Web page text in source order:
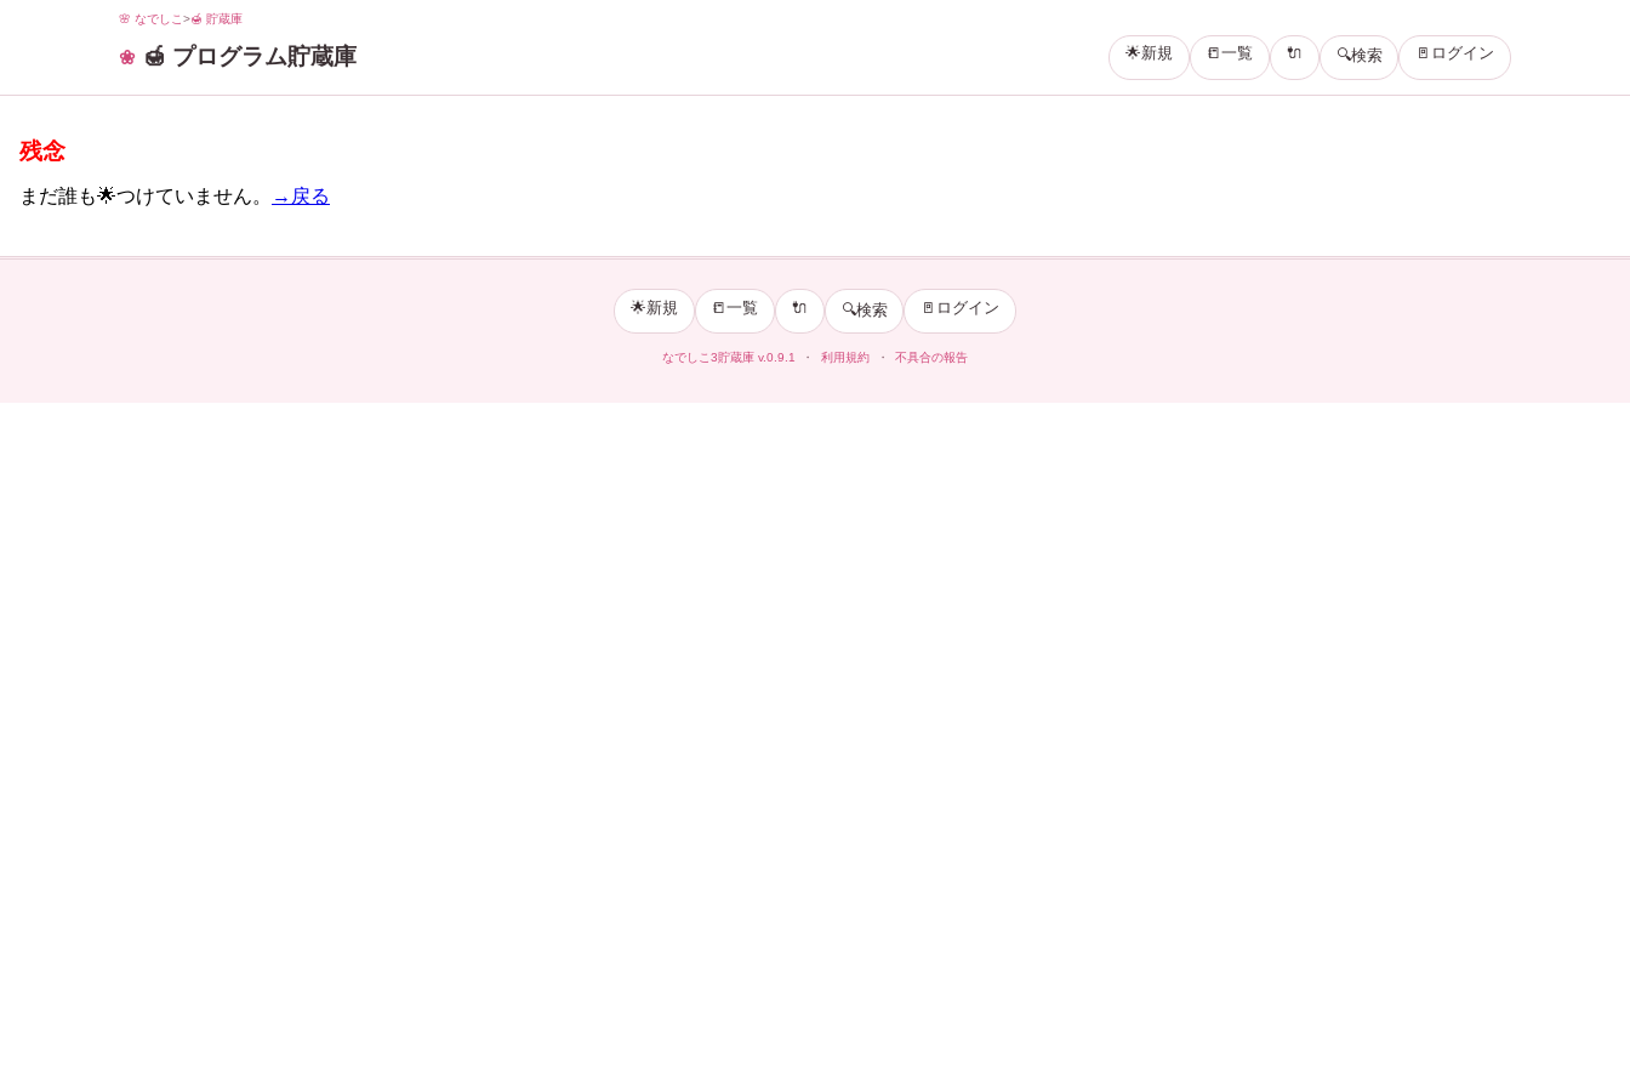
🌸 なでしこ >🍯 貯蔵庫
🍯 プログラム貯蔵庫 🌟新規 📒一覧 🔌 🔍検索 🚪ログイン
残念
まだ誰も🌟つけていません。 →戻る
🌟新規 📒一覧 🔌 🔍検索 🚪ログイン
なでしこ3貯蔵庫 v.0.9.1 ・ 利用規約 ・ 不具合の報告